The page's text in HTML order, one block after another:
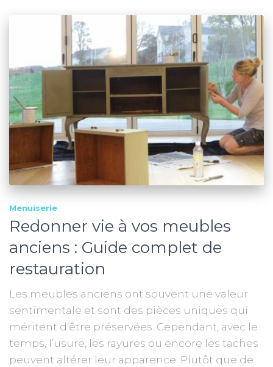
Menuiserie
Redonner vie à vos meubles
anciens : Guide complet de
restauration
Les meubles anciens ont souvent une valeur
sentimentale et sont des pièces uniques qui
méritent d’être préservées. Cependant, avec le
temps, l’usure, les rayures ou encore les taches
peuvent altérer leur apparence. Plutôt que de